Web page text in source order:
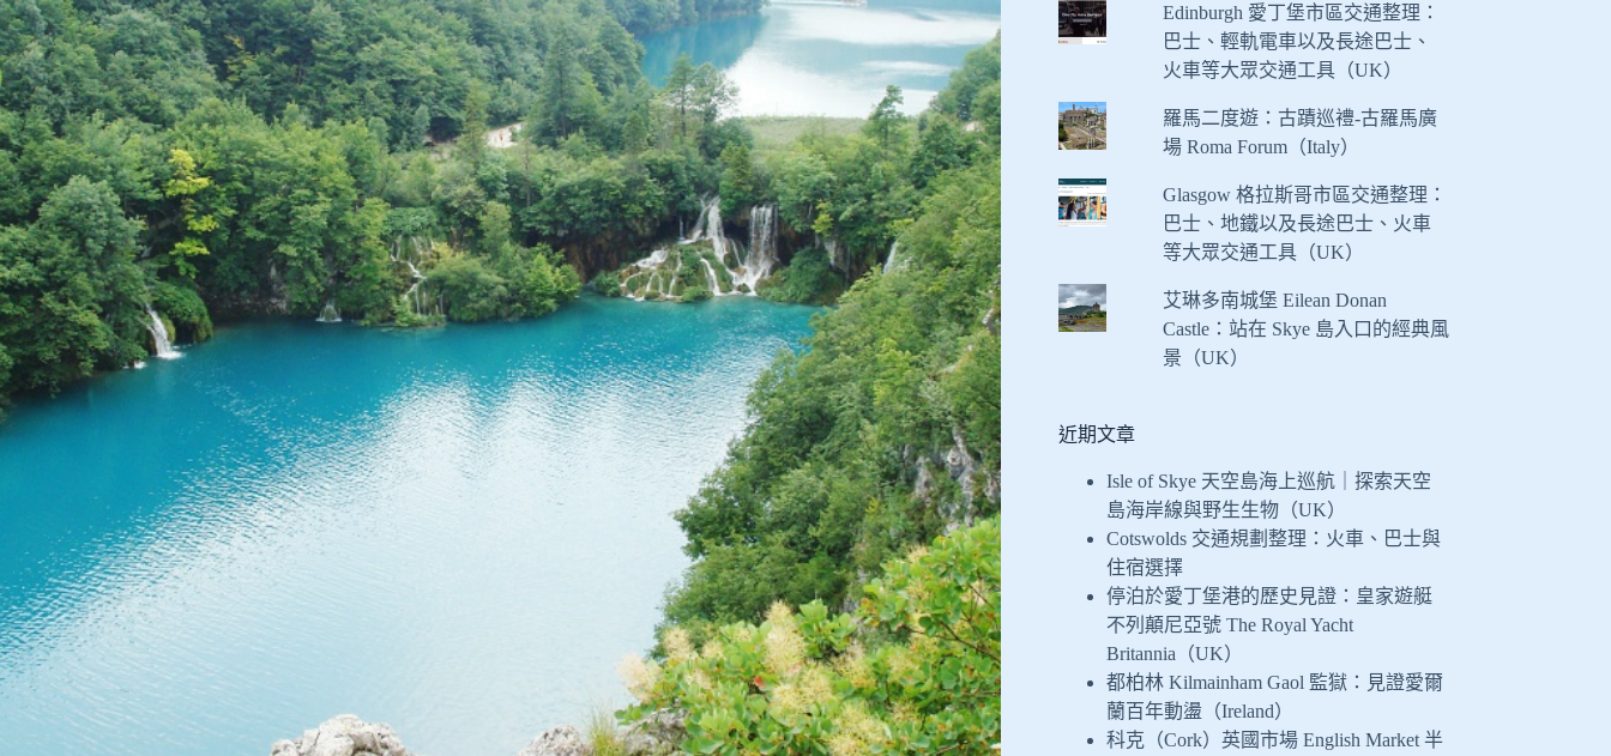
Edinburgh 愛丁堡市區交通整理：
巴士、輕軌電車以及長途巴士、
火車等大眾交通工具（UK）
羅馬二度遊：古蹟巡禮-古羅馬廣
場 Roma Forum（Italy）
Glasgow 格拉斯哥市區交通整理：
巴士、地鐵以及長途巴士、火車
等大眾交通工具（UK）
艾琳多南城堡 Eilean Donan
Castle：站在 Skye 島入口的經典風
景（UK）
近期文章
Isle of Skye 天空島海上巡航｜探索天空
島海岸線與野生生物（UK）
Cotswolds 交通規劃整理：火車、巴士與
住宿選擇
停泊於愛丁堡港的歷史見證：皇家遊艇
不列顛尼亞號 The Royal Yacht
Britannia（UK）
都柏林 Kilmainham Gaol 監獄：見證愛爾
蘭百年動盪（Ireland）
科克（Cork）英國市場 English Market 半